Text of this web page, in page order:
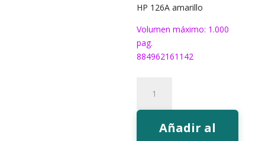
HP 126A amarillo
Volumen máximo: 1.000
pag.
884962161142
126A
amarilloAñadir al